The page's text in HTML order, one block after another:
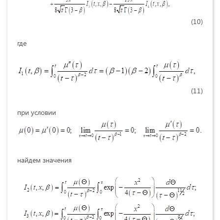
(10)
где
(11)
при условии
найдем значения